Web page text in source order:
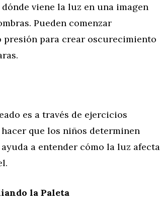
viene la luz en una imagen
Pueden comenzar
para crear oscurecimiento
es a través de ejercicios
que los niños determinen
a entender cómo la luz afecta
la Paleta